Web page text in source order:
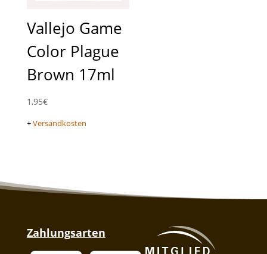
Vallejo Game
Color Plague
Brown 17ml
1,95€
+Versandkosten
Zahlungsarten